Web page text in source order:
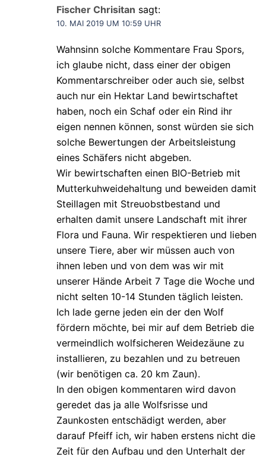
Fischer Chrisitan sagt:
10. MAI 2019 UM 10:59 UHR
Wahnsinn solche Kommentare Frau Spors,
ich glaube nicht, dass einer der obigen
Kommentarschreiber oder auch sie, selbst
auch nur ein Hektar Land bewirtschaftet
haben, noch ein Schaf oder ein Rind ihr
eigen nennen können, sonst würden sie sich
solche Bewertungen der Arbeitsleistung
eines Schäfers nicht abgeben.
Wir bewirtschaften einen BIO-Betrieb mit
Mutterkuhweidehaltung und beweiden damit
Steillagen mit Streuobstbestand und
erhalten damit unsere Landschaft mit ihrer
Flora und Fauna. Wir respektieren und lieben
unsere Tiere, aber wir müssen auch von
ihnen leben und von dem was wir mit
unserer Hände Arbeit 7 Tage die Woche und
nicht selten 10-14 Stunden täglich leisten.
Ich lade gerne jeden ein der den Wolf
fördern möchte, bei mir auf dem Betrieb die
vermeindlich wolfsicheren Weidezäune zu
installieren, zu bezahlen und zu betreuen
(wir benötigen ca. 20 km Zaun).
In den obigen kommentaren wird davon
geredet das ja alle Wolfsrisse und
Zaunkosten entschädigt werden, aber
darauf Pfeiff ich, wir haben erstens nicht die
Zeit für den Aufbau und den Unterhalt der